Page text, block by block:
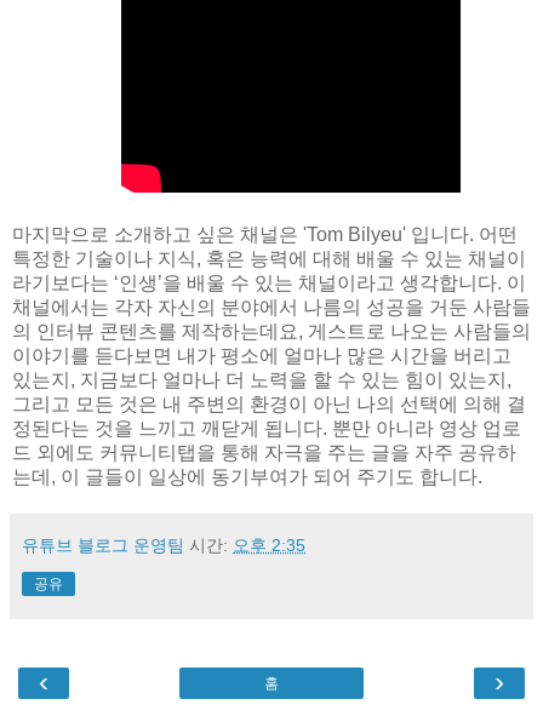
마지막으로 소개하고 싶은 채널은 'Tom Bilyeu' 입니다. 어떤
특정한 기술이나 지식, 혹은 능력에 대해 배울 수 있는 채널이
라기보다는 ‘인생’을 배울 수 있는 채널이라고 생각합니다. 이
채널에서는 각자 자신의 분야에서 나름의 성공을 거둔 사람들
의 인터뷰 콘텐츠를 제작하는데요, 게스트로 나오는 사람들의
이야기를 듣다보면 내가 평소에 얼마나 많은 시간을 버리고
있는지, 지금보다 얼마나 더 노력을 할 수 있는 힘이 있는지,
그리고 모든 것은 내 주변의 환경이 아닌 나의 선택에 의해 결
정된다는 것을 느끼고 깨닫게 됩니다. 뿐만 아니라 영상 업로
드 외에도 커뮤니티탭을 통해 자극을 주는 글을 자주 공유하
는데, 이 글들이 일상에 동기부여가 되어 주기도 합니다.
유튜브 블로그 운영팀 시간: 오후 2:35
공유
‹ ›
홈